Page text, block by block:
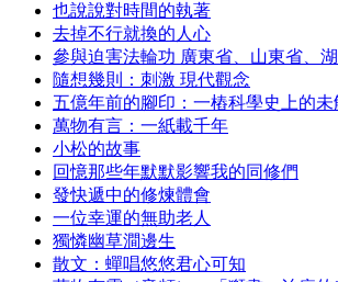
也說說對時間的執著
去掉不行就換的人心
參與迫害法輪功 廣東省、山東省、
隨想幾則：刺激 現代觀念
五億年前的腳印：一樁科學史上的未
萬物有言：一紙載千年
小松的故事
回憶那些年默默影響我的同修們
發快遞中的修煉體會
一位幸運的無助老人
獨憐幽草澗邊生
散文：蟬唱悠悠君心可知